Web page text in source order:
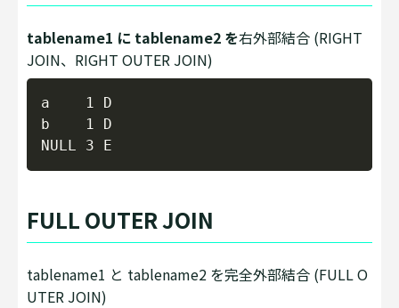
tablename1 に tablename2 を右外部結合 (RIGHT
JOIN、RIGHT OUTER JOIN)
a    1 D
b    1 D
FULL OUTER JOIN
tablename1 と tablename2 を完全外部結合 (FULL O
UTER JOIN)